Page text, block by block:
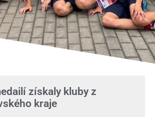
získaly kluby z
kraje